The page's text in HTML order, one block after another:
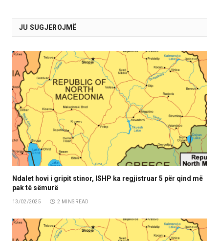
JU SUGJEROJMË
Ndalet hovi i gripit stinor, ISHP ka regjistruar 5 për qind më
pak të sëmurë
13/02/2025 2 MINS READ